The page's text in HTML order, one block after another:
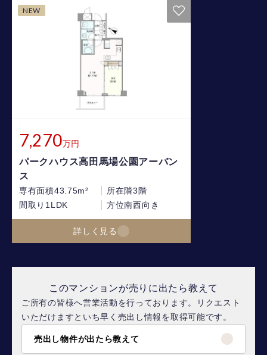
NEW
7,270万円
パークハウス高田馬場公園アーバン
ス
専有面積43.75m² 所在階3階
間取り 1LDK 方位南西向き
詳しく見る
このマンションが売りに出たら教えて
ご所有の皆様へ営業活動を行っております。リクエスト
いただけますといち早く売出し情報を取得可能です。
売出し物件が出たら教えて